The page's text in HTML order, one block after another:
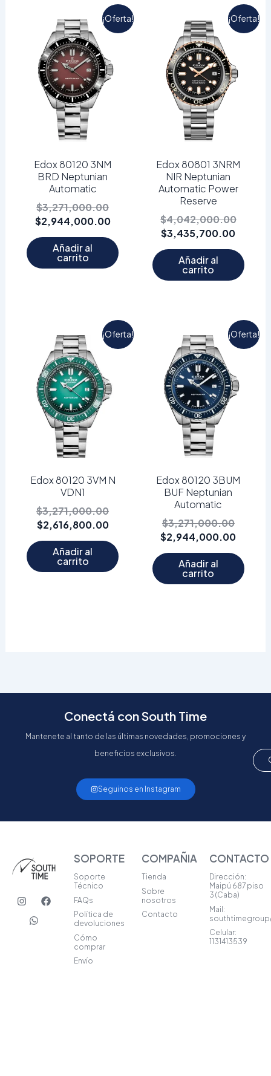
¡Oferta!
Edox 80120 3NM
BRD Neptunian
Automatic
$3,271,000.00
El
precio
original
$3,271,000.00.
$2,944,000.00
El
precio
actual
$2,944,000.00.
Añadir al
carrito
¡Oferta!
Edox 80801 3NRM
NIR Neptunian
Automatic Power
Reserve
$4,042,000.00
El
precio
$3,435,700.00
El
precio
actual
Añadir al
carrito
¡Oferta!
Edox 80120 3VM N
VDN1
$3,271,000.00
El
precio
$3,271,000.00.
$2,616,800.00
El
precio
$2,616,800.00.
Añadir al
carrito
¡Oferta!
Edox 80120 3BUM
BUF Neptunian
Automatic
$3,271,000.00
El
precio
$2,944,000.00
El
precio
Añadir al
carrito
Conectá con South Time
Mantenete al tanto de las últimas novedades, promociones y
beneficios exclusivos.
Seguinos en Instagram
I
n
F
a
W
a
t
SOPORTE
Soporte
Técnico
FAQs
Política de
devoluciones
Cómo
comprar
Envío
COMPAÑIA
Tienda
Sobre
nosotros
Contacto
CONTACTO
Dirección:
Maipú 687 piso
3 (Caba)
Mail:
Celular:
1131413539